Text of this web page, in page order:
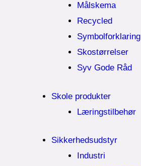
Målskema
Recycled
Symbolforklaring
Skostørrelser
Syv Gode Råd
Skole produkter
Læringstilbehør
Sikkerhedsudstyr
Industri